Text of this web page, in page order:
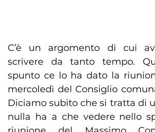
C’è un argomento di cui
scrivere da tanto tempo.
spunto ce lo ha dato la
mercoledì del Consiglio
Diciamo subito che si tratta di
nulla ha a che vedere nello